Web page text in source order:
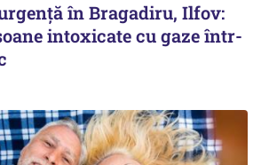
în Bragadiru, Ilfov:
intoxicate cu gaze într-